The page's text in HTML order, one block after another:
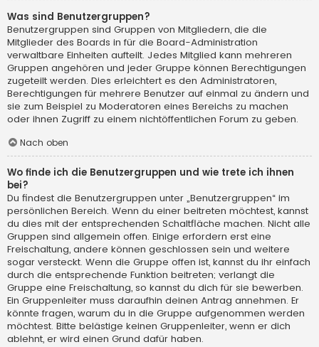
Was sind Benutzergruppen?
Benutzergruppen sind Gruppen von Mitgliedern, die die
Mitglieder des Boards in für die Board-Administration
verwaltbare Einheiten aufteilt. Jedes Mitglied kann mehreren
Gruppen angehören und jeder Gruppe können Berechtigungen
zugeteilt werden. Dies erleichtert es den Administratoren,
Berechtigungen für mehrere Benutzer auf einmal zu ändern und
sie zum Beispiel zu Moderatoren eines Bereichs zu machen
oder ihnen Zugriff zu einem nichtöffentlichen Forum zu geben.
Nach oben
Wo finde ich die Benutzergruppen und wie trete ich ihnen
bei?
Du findest die Benutzergruppen unter „Benutzergruppen“ im
persönlichen Bereich. Wenn du einer beitreten möchtest, kannst
du dies mit der entsprechenden Schaltfläche machen. Nicht alle
Gruppen sind allgemein offen. Einige erfordern erst eine
Freischaltung, andere können geschlossen sein und weitere
sogar versteckt. Wenn die Gruppe offen ist, kannst du ihr einfach
durch die entsprechende Funktion beitreten; verlangt die
Gruppe eine Freischaltung, so kannst du dich für sie bewerben.
Ein Gruppenleiter muss daraufhin deinen Antrag annehmen. Er
könnte fragen, warum du in die Gruppe aufgenommen werden
möchtest. Bitte belästige keinen Gruppenleiter, wenn er dich
ablehnt, er wird einen Grund dafür haben.